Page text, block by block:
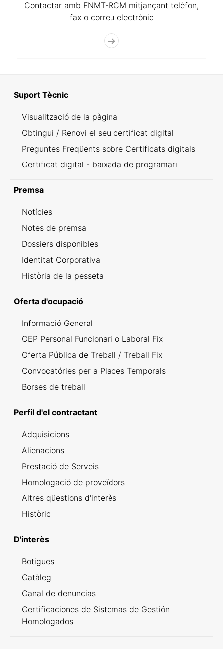
Contactar amb FNMT-RCM mitjançant telèfon,
fax o correu electrònic
Suport Tècnic
Visualització de la pàgina
Obtingui / Renovi el seu certificat digital
Preguntes Freqüents sobre Certificats digitals
Certificat digital - baixada de programari
Premsa
Notícies
Notes de premsa
Dossiers disponibles
Identitat Corporativa
Història de la pesseta
Oferta d'ocupació
Informació General
OEP Personal Funcionari o Laboral Fix
Oferta Pública de Treball / Treball Fix
Convocatóries per a Places Temporals
Borses de treball
Perfil d'el contractant
Adquisicions
Alienacions
Prestació de Serveis
Homologació de proveïdors
Altres qüestions d'interès
Històric
D'interès
Botigues
Catàleg
Canal de denuncias
Certificaciones de Sistemas de Gestión
Homologados